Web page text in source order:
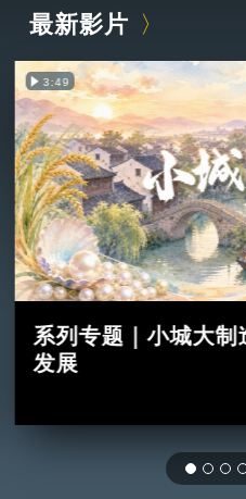
最新影片
3:49
系列专题｜小城大
发展